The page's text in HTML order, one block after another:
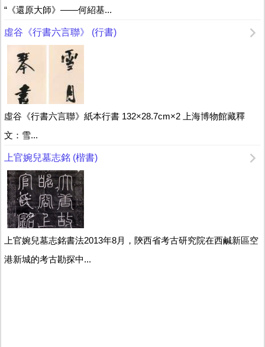
“《還原大師》——何紹基...
虛谷《行書六言聯》 (行書)
虛谷《行書六言聯》紙本行書 132×28.7cm×2 上海博物館藏釋
文：雪...
上官婉兒墓志銘 (楷書)
上官婉兒墓志銘書法2013年8月，陝西省考古研究院在西鹹新區空
港新城的考古勘探中...